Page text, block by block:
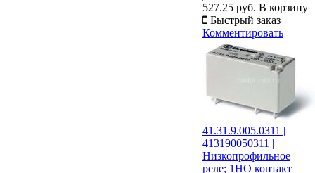
527.25 руб. В корзину
Быстрый заказ
Комментировать
41.31.9.005.0311 |
413190050311 |
Низкопрофильное
реле; 1НО контакт